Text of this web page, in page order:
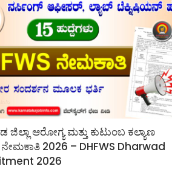
ಜಿಲ್ಲಾ ಆರೋಗ್ಯ ಮತ್ತು ಕುಟುಂಬ ಕಲ್ಯಾಣ
2026 – DHFWS Dharwad
2026